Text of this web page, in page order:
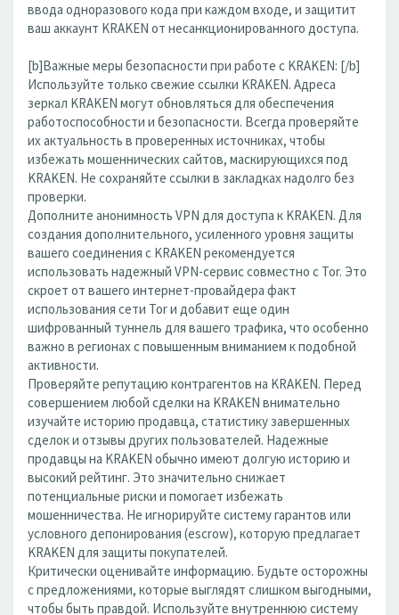
ввода одноразового кода при каждом входе, и защитит
ваш аккаунт KRAKEN от несанкционированного доступа.
[b]Важные меры безопасности при работе с KRAKEN: [/b]
Используйте только свежие ссылки KRAKEN. Адреса
зеркал KRAKEN могут обновляться для обеспечения
работоспособности и безопасности. Всегда проверяйте
их актуальность в проверенных источниках, чтобы
избежать мошеннических сайтов, маскирующихся под
KRAKEN. Не сохраняйте ссылки в закладках надолго без
проверки.
Дополните анонимность VPN для доступа к KRAKEN. Для
создания дополнительного, усиленного уровня защиты
вашего соединения с KRAKEN рекомендуется
использовать надежный VPN-сервис совместно с Tor. Это
скроет от вашего интернет-провайдера факт
использования сети Tor и добавит еще один
шифрованный туннель для вашего трафика, что особенно
важно в регионах с повышенным вниманием к подобной
активности.
Проверяйте репутацию контрагентов на KRAKEN. Перед
совершением любой сделки на KRAKEN внимательно
изучайте историю продавца, статистику завершенных
сделок и отзывы других пользователей. Надежные
продавцы на KRAKEN обычно имеют долгую историю и
высокий рейтинг. Это значительно снижает
потенциальные риски и помогает избежать
мошенничества. Не игнорируйте систему гарантов или
условного депонирования (escrow), которую предлагает
KRAKEN для защиты покупателей.
Критически оценивайте информацию. Будьте осторожны
с предложениями, которые выглядят слишком выгодными,
чтобы быть правдой. Используйте внутреннюю систему